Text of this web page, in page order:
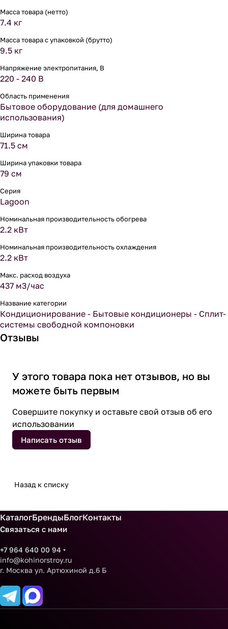
Масса товара (нетто)
7.4 кг
Масса товара с упаковкой (брутто)
9.5 кг
Напряжение электропитания, В
220 - 240 В
Область применения
Бытовое оборудование (для домашнего
использования)
Ширина товара
71.5 см
Ширина упаковки товара
79 см
Серия
Lagoon
Номинальная производительность обогрева
2.2 кВт
Номинальная производительность охлаждения
2.2 кВт
Макс. расход воздуха
437 м3/час
Название категории
Кондиционирование - Бытовые кондиционеры - Сплит-
системы свободной компоновки
Отзывы
У этого товара пока нет отзывов, но вы
можете быть первым
Совершите покупку и оставьте свой отзыв об его
использовании
Написать отзыв
Назад к списку
КаталогБрендыБлогКонтакты
Связаться с нами
+7 964 640 00 94
info@kohinorstroy.ru
г. Москва ул. Артюхиной д.6 Б